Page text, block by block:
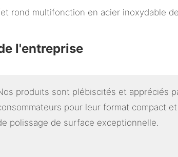
l'entreprise
produits sont plébiscités et appréciés
pour leur format compact
polissage de surface exceptionnelle.